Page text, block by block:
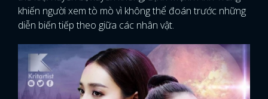
khiến người xem tò mò vì không thể đoán trước những
diễn biến tiếp theo giữa các nhân vật.